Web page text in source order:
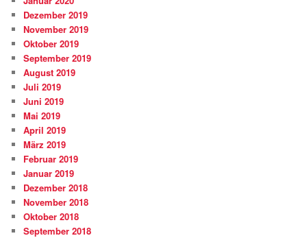
Dezember 2019
November 2019
Oktober 2019
September 2019
August 2019
Juli 2019
Juni 2019
Mai 2019
April 2019
März 2019
Februar 2019
Januar 2019
Dezember 2018
November 2018
Oktober 2018
September 2018